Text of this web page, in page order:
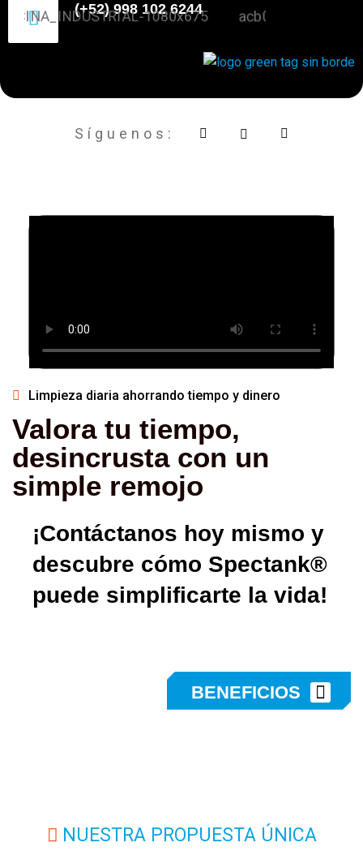
(+52) 998 102 6244
Síguenos:
Limpieza diaria ahorrando tiempo y dinero
Valora tu tiempo,
desincrusta con un
simple remojo
¡Contáctanos hoy mismo y
descubre cómo Spectank®
puede simplificarte la vida!
BENEFICIOS
NUESTRA PROPUESTA ÚNICA